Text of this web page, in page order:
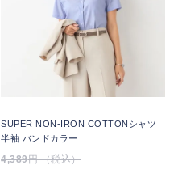
SUPER NON-IRON COTTONシャツ
半袖 バンドカラー
4,389円 （税込）